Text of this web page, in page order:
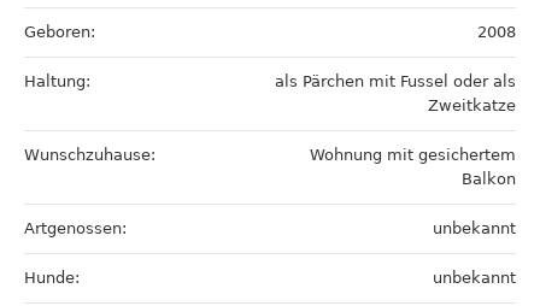
Geboren: 2008
Haltung:
als Pärchen mit Fussel oder als
Zweitkatze
Wunschzuhause:
Wohnung mit gesichertem
Balkon
Artgenossen: unbekannt
Hunde: unbekannt